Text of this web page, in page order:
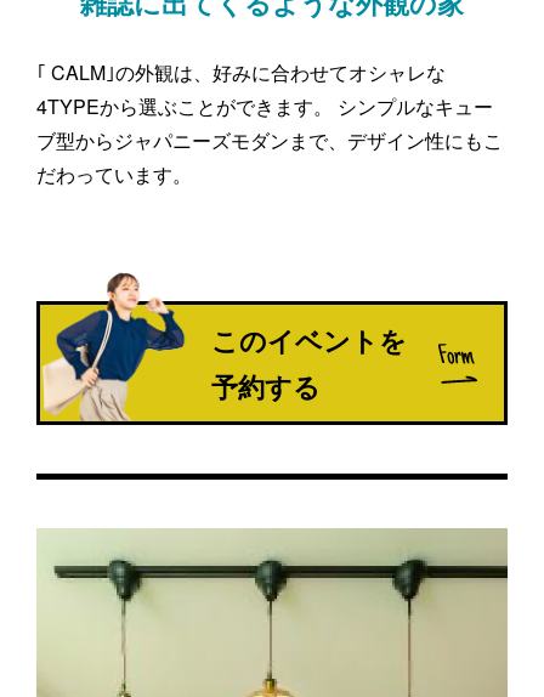
｢ CALM｣の外観は、好みに合わせてオシャレな
4TYPEから選ぶことができます。 シンプルなキュー
ブ型からジャパニーズモダンまで、デザイン性にもこ
だわっています。
このイベントを
予約する